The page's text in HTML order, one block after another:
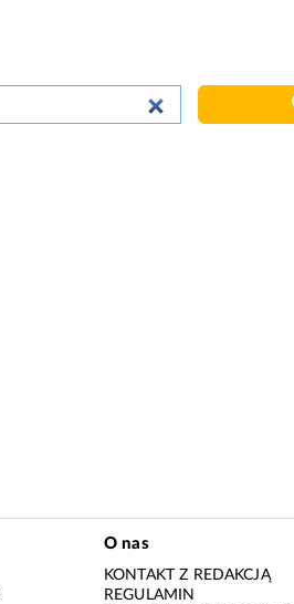
O nas
KONTAKT Z REDAKCJĄ
REGULAMIN